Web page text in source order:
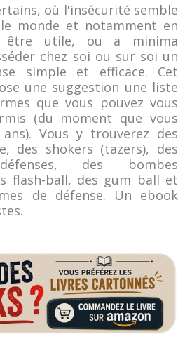
où l'insécurité semble
monde et notamment en
être utile, ou a minima
chez soi ou sur soi un
simple et efficace. Cet
une suggestion une liste
que vous pouvez vous
(du moment que vous
Vous y trouverez des
des shokers (tazers), des
des bombes
flash-ball, des gum ball et
de défense. Un ebook